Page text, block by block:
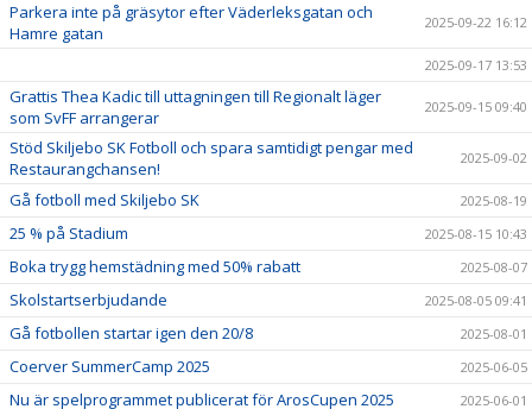
Parkera inte på gräsytor efter Väderleksgatan och
Hamre gatan
2025-09-22 16:12
2025-09-17 13:53
Grattis Thea Kadic till uttagningen till Regionalt läger
som SvFF arrangerar
2025-09-15 09:40
Stöd Skiljebo SK Fotboll och spara samtidigt pengar med
Restaurangchansen!
2025-09-02
Gå fotboll med Skiljebo SK 2025-08-19
25 % på Stadium 2025-08-15 10:43
Boka trygg hemstädning med 50% rabatt 2025-08-07
Skolstartserbjudande 2025-08-05 09:41
Gå fotbollen startar igen den 20/8 2025-08-01
Coerver SummerCamp 2025 2025-06-05
Nu är spelprogrammet publicerat för ArosCupen 2025 2025-06-01